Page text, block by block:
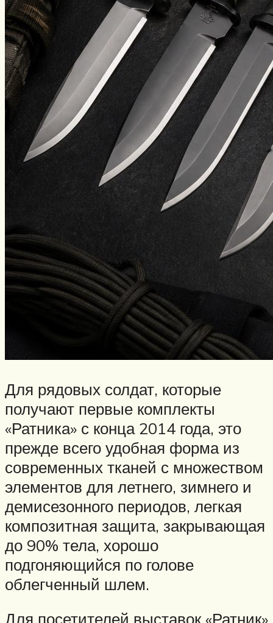
Для рядовых солдат, которые
получают первые комплекты
«Ратника» с конца 2014 года, это
прежде всего удобная форма из
современных тканей с множеством
элементов для летнего, зимнего и
демисезонного периодов, легкая
композитная защита, закрывающая
до 90% тела, хорошо
подгоняющийся по голове
облегченный шлем.
Для посетителей выставок «Ратник»